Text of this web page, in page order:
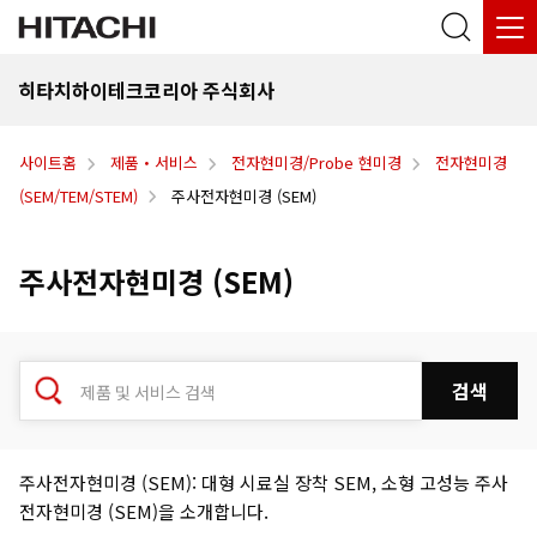
히타치하이테크코리아 주식회사
사이트홈 제품・서비스 전자현미경/Probe 현미경
전자현미경
(SEM/TEM/STEM)
주사전자현미경 (SEM)
주사전자현미경 (SEM)
주사전자현미경 (SEM): 대형 시료실 장착 SEM, 소형 고성능 주사
전자현미경 (SEM)을 소개합니다.